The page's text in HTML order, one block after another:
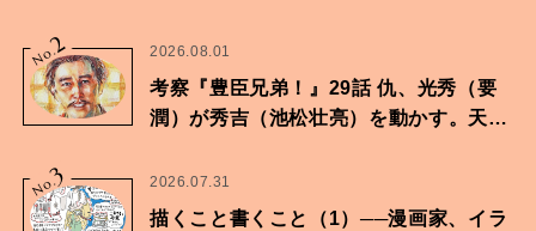
No.2 2026.08.01
考察『豊臣兄弟！』29話 仇、光秀（要
潤）が秀吉（池松壮亮）を動かす。天下
No.3 2026.07.31
描くこと書くこと（1）──漫画家、イラ